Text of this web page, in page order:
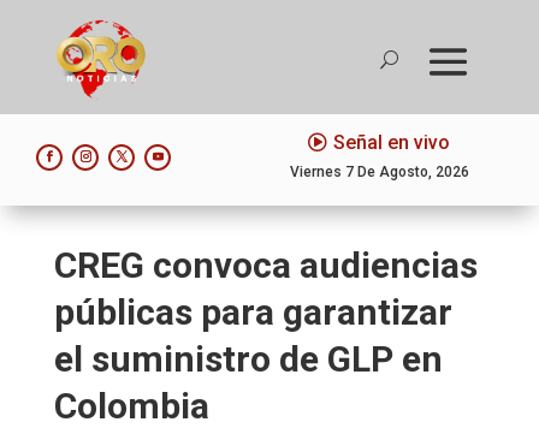
Señal en vivo
Viernes 7 De Agosto, 2026
CREG convoca audiencias
públicas para garantizar
el suministro de GLP en
Colombia